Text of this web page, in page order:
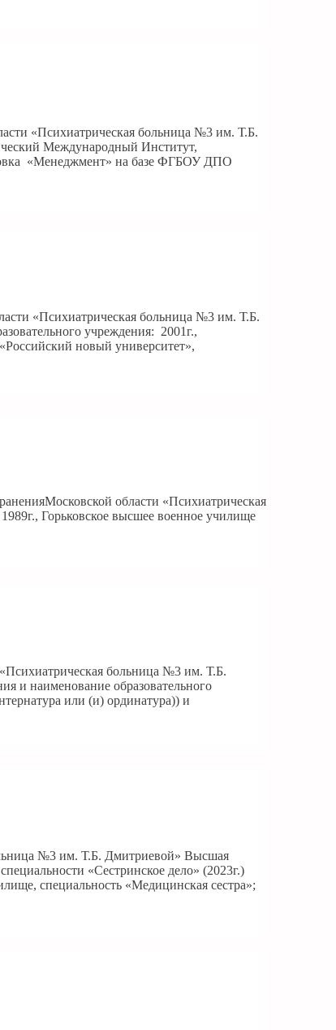
«Психиатрическая больница №3 им. Т.Б.
Международный Институт,
«Менеджмент» на базе ФГБОУ ДПО
«Психиатрическая больница №3 им. Т.Б.
учреждения: 2001г.,
новый университет»,
области «Психиатрическая
Горьковское высшее военное училище
больница №3 им. Т.Б.
и наименование образовательного
или (и) ординатура)) и
№3 им. Т.Б. Дмитриевой» Высшая
«Сестринское дело» (2023г.)
специальность «Медицинская сестра»;